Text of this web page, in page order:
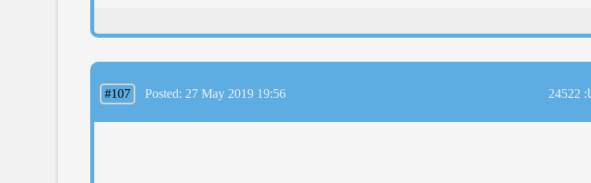
#107 Posted: 27 May 2019 19:56